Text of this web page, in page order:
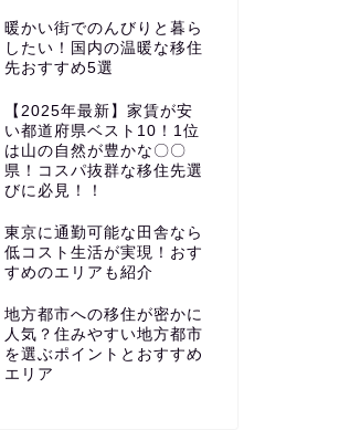
暖かい街でのんびりと暮ら
したい！国内の温暖な移住
先おすすめ5選
【2025年最新】家賃が安
い都道府県ベスト10！1位
は山の自然が豊かな〇〇
県！コスパ抜群な移住先選
びに必見！！
東京に通勤可能な田舎なら
低コスト生活が実現！おす
すめのエリアも紹介
地方都市への移住が密かに
人気？住みやすい地方都市
を選ぶポイントとおすすめ
エリア